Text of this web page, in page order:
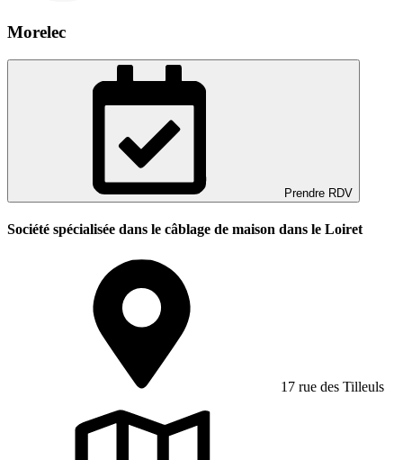
Morelec
Prendre RDV
Société spécialisée dans le câblage de maison dans le Loiret
17 rue des Tilleuls